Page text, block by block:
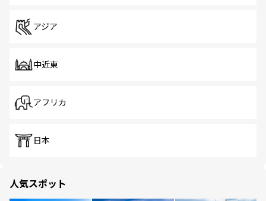
アジア
中近東
アフリカ
日本
人気スポット